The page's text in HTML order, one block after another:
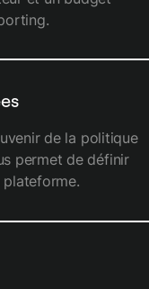
de la politique
permet de définir
plateforme.